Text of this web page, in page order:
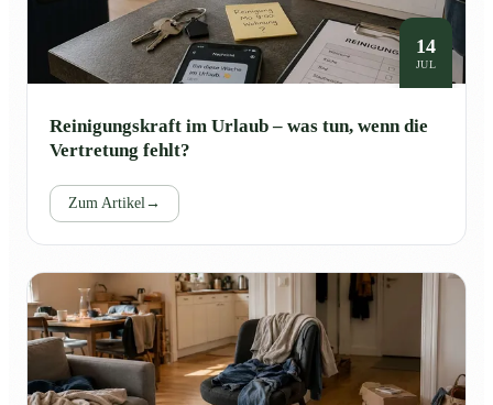
14
JUL
Reinigungskraft im Urlaub – was tun, wenn die
Vertretung fehlt?
Zum Artikel→